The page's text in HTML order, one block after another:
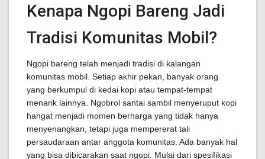
Kenapa Ngopi Bareng Jadi
Tradisi Komunitas Mobil?
Ngopi bareng telah menjadi tradisi di kalangan
komunitas mobil. Setiap akhir pekan, banyak orang
yang berkumpul di kedai kopi atau tempat-tempat
menarik lainnya. Ngobrol santai sambil menyeruput kopi
hangat menjadi momen berharga yang tidak hanya
menyenangkan, tetapi juga mempererat tali
persaudaraan antar anggota komunitas. Ada banyak hal
yang bisa dibicarakan saat ngopi. Mulai dari spesifikasi